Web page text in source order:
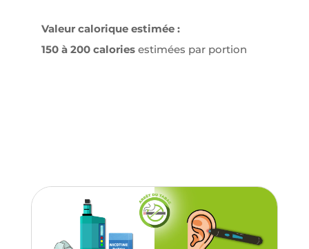
Valeur calorique estimée :
150 à 200calories estimées par portion